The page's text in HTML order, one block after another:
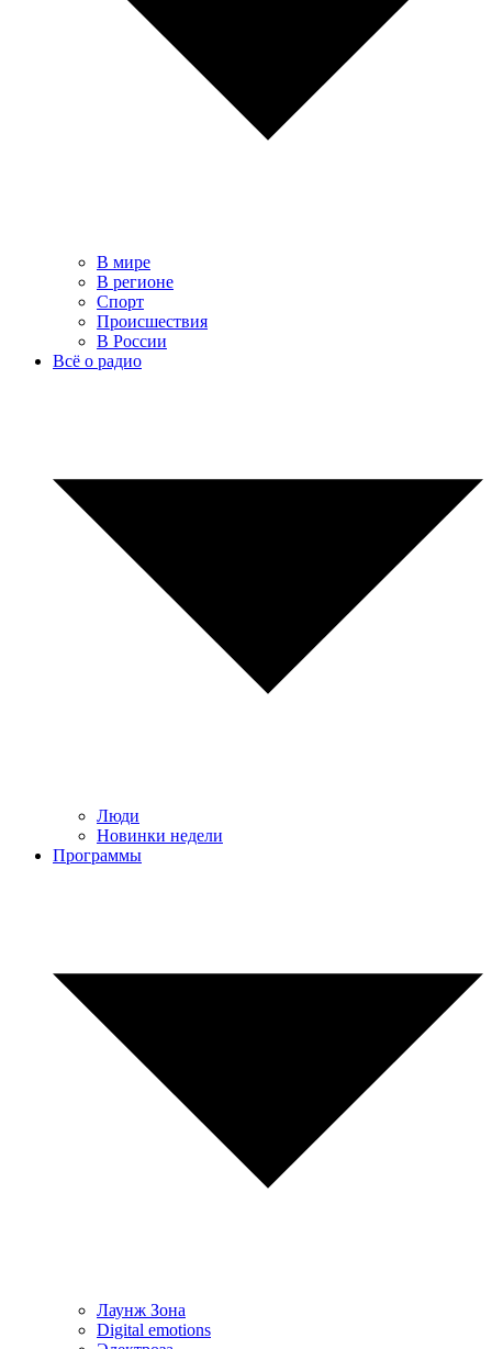
В мире
В регионе
Спорт
Происшествия
В России
Всё о радио
Люди
Новинки недели
Программы
Лаунж Зона
Digital emotions